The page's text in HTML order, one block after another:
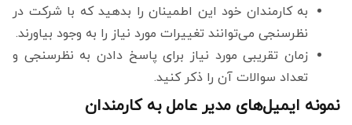
به کارمندان خود این اطمینان را بدهید که با شرکت در
نظرسنجی می‌توانند تغییرات مورد نیاز را به وجود بیاورند.
زمان تقریبی مورد نیاز برای پاسخ دادن به نظرسنجی و
تعداد سوالات آن را ذکر کنید.
نمونه ایمیل‌های مدیر عامل به کارمندان